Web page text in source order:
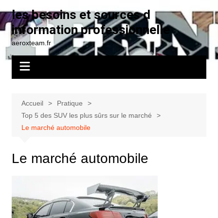
au
contenu
les besoins et sources d
information professionnelle
aeroxteam.fr
Accueil
Pratique
Top 5 des SUV les plus sûrs sur le marché
Le marché automobile
Le marché automobile